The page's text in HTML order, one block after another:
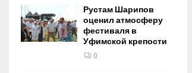
Рустам Шарипов
оценил атмосферу
фестиваля в
Уфимской крепости
0